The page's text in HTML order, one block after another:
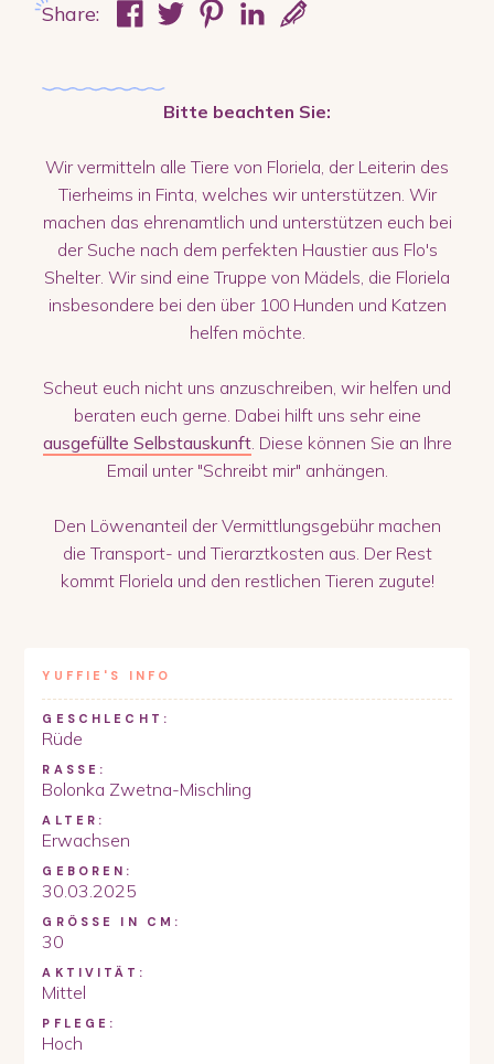
Share:
Bitte beachten Sie:
Wir vermitteln alle Tiere von Floriela, der Leiterin des
Tierheims in Finta, welches wir unterstützen. Wir
machen das ehrenamtlich und unterstützen euch bei
der Suche nach dem perfekten Haustier aus Flo's
Shelter. Wir sind eine Truppe von Mädels, die Floriela
insbesondere bei den über 100 Hunden und Katzen
helfen möchte.
Scheut euch nicht uns anzuschreiben, wir helfen und
beraten euch gerne. Dabei hilft uns sehr eine
ausgefüllte Selbstauskunft. Diese können Sie an Ihre
Email unter "Schreibt mir" anhängen.
Den Löwenanteil der Vermittlungsgebühr machen
die Transport- und Tierarztkosten aus. Der Rest
kommt Floriela und den restlichen Tieren zugute!
YUFFIE 'S INFO
GESCHLECHT:
Rüde
RASSE:
Bolonka Zwetna-Mischling
ALTER:
Erwachsen
GEBOREN:
30.03.2025
GRÖSSE IN CM:
30
AKTIVITÄT:
Mittel
PFLEGE:
Hoch